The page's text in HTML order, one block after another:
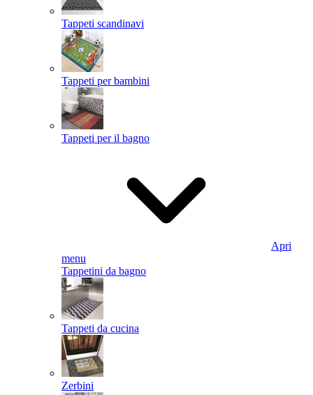
Tappeti scandinavi
Tappeti per bambini
Tappeti per il bagno
Apri
menu
Tappetini da bagno
Tappeti da cucina
Zerbini